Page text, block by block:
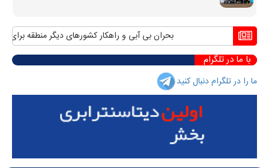
بحران بی آبی و راهکار کشورهای دیگر منطقه برای
با ما در تلگرام
ما را در تلگرام دنبال کنید